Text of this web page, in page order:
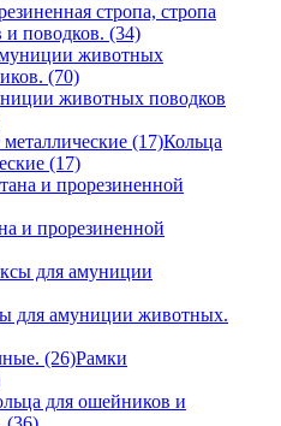
стропа, стропа
поводков. (34)
животных поводков
Кольца
(17)
и прорезиненной
для амуниции животных.
Рамки